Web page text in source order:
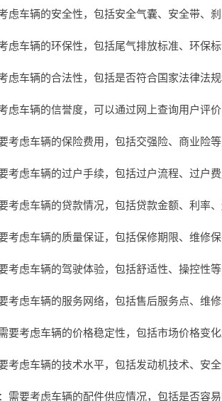
虑车辆的安全性，包括安全气囊、安全带、刹
虑车辆的环保性，包括尾气排放标准、环保标
虑车辆的合法性，包括是否符合国家法律法
虑车辆的信誉度，可以通过网上查询用户评
考虑车辆的保险费用，包括交强险、商业险等
考虑车辆的过户手续，包括过户流程、过户费
考虑车辆的贷款情况，包括贷款金额、利率、
考虑车辆的质量保证，包括保修期限、维修保
考虑车辆的驾驶体验，包括舒适性、操控性等
考虑车辆的服务网络，包括售后服务点、维修
要考虑车辆的价格稳定性，包括市场价格变化
考虑车辆的技术水平，包括发动机技术、安全
需要考虑车辆的配件供应情况，包括是否容